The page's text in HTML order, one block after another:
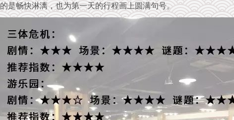
的是畅快淋漓，也为第一天的行程画上圆满句号。